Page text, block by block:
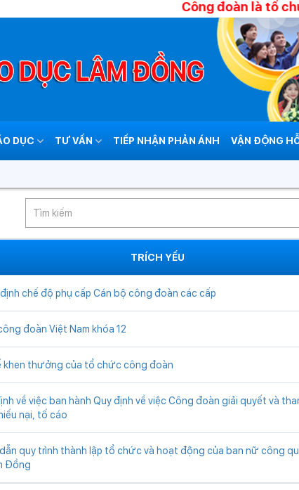
Công đoàn là tổ chức
DỤC TƯ VẤN TIẾP NHẬN PHẢN ÁNH VẬN ĐỘNG
TRÍCH YẾU
định chế độ phụ cấp Cán bộ công đoàn các cấp
đoàn Việt Nam khóa 12
khen thưởng của tổ chức công đoàn
về việc ban hành Quy định về việc Công đoàn giải quyết và
nại, tố cáo
quy trình thành lập tổ chức và hoạt động của ban nữ công
Đồng